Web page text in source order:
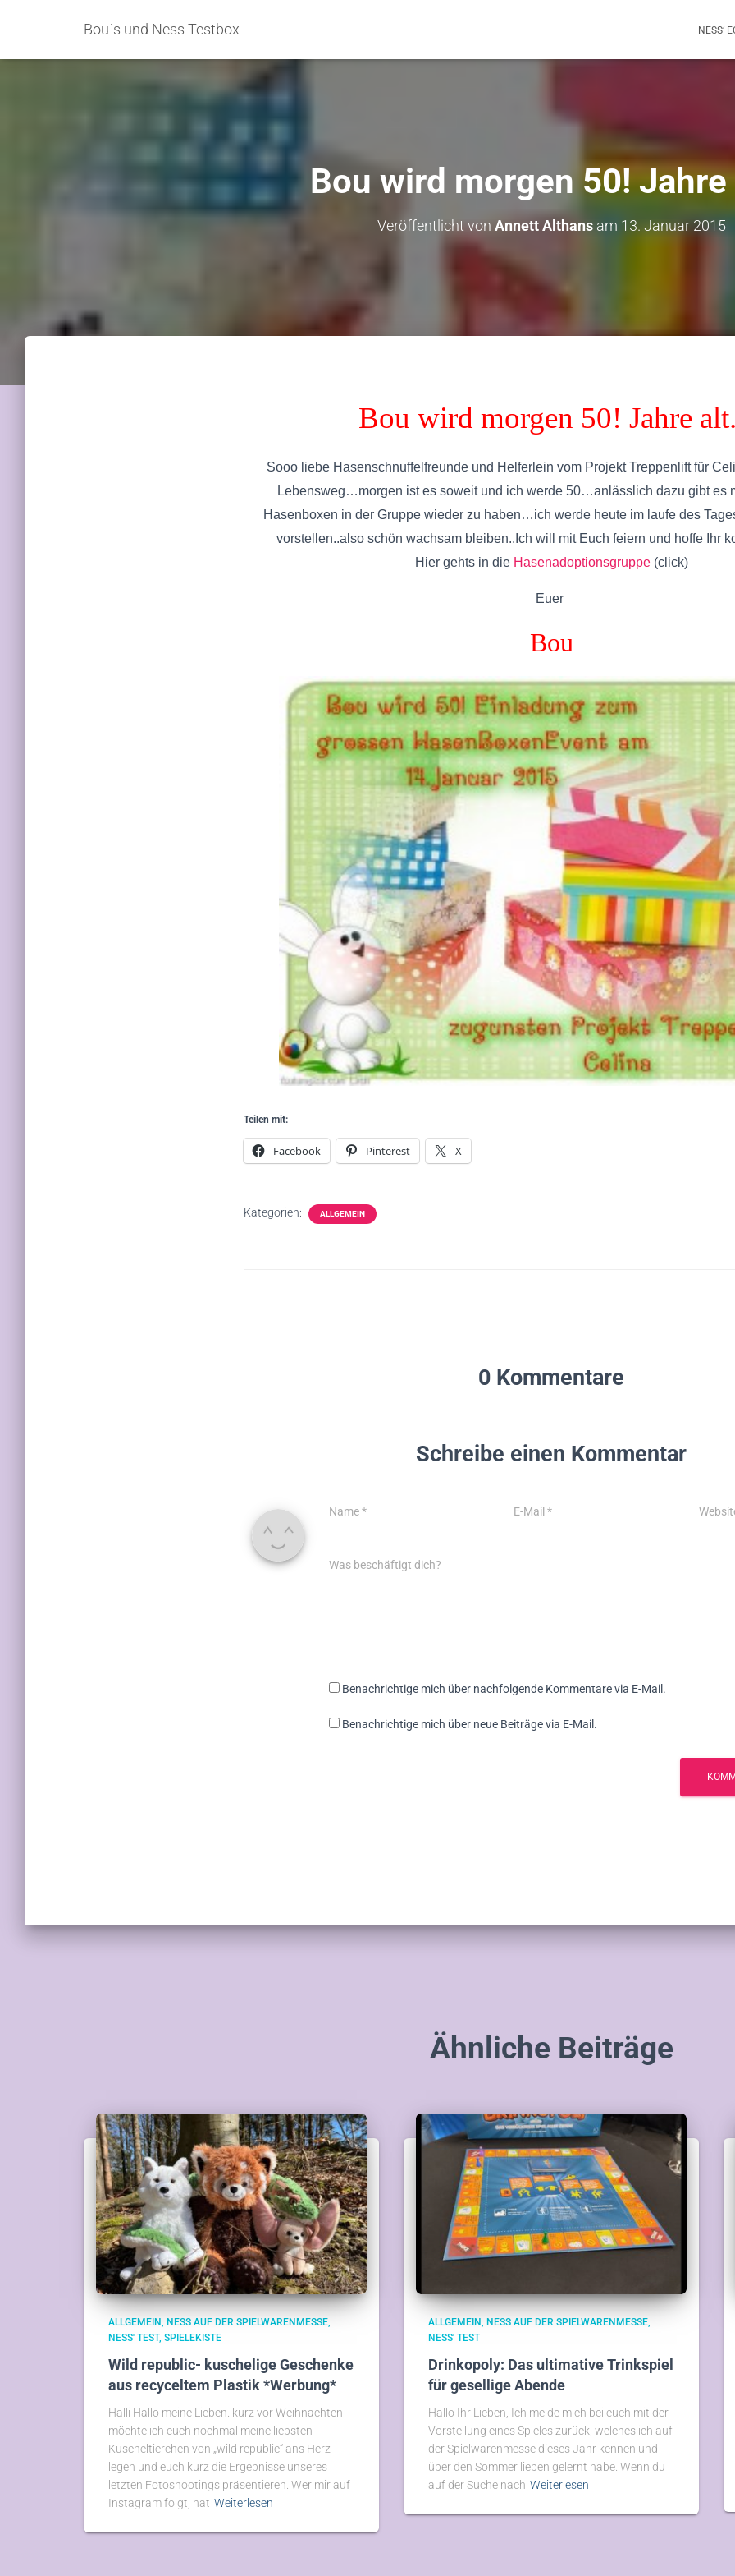
Bou´s und Ness Testbox NESS‘
Bou wird morgen 50!
Veröffentlicht von Annett Althansam 13. Januar 2015
Bou wird morgen 50! Jahre
Sooo liebe Hasenschnuffelfreunde und Helferlein vom Projekt Treppenlift für
Lebensweg…morgen ist es soweit und ich werde 50…anlässlich dazu gibt es
Hasenboxen in der Gruppe wieder zu haben…ich werde heute im laufe des
vorstellen..also schön wachsam bleiben..Ich will mit Euch feiern und hoffe Ihr
Hier gehts in die Hasenadoptionsgruppe(click)
Euer
Bou
Teilen mit:
Facebook Pinterest X
Kategorien: ALLGEMEIN
0 Kommentare
Schreibe einen Kommentar
Name* E-Mail*
Was beschäftigt dich?
Benachrichtige mich über nachfolgende Kommentare via E-Mail.
Benachrichtige mich über neue Beiträge via E-Mail.
Ähnliche Beiträge
ALLGEMEIN NESS AUF DER SPIELWARENMESSE
NESS' TEST SPIELEKISTE
Wild republic- kuschelige Geschenke
aus recyceltem Plastik *Werbung*
Halli Hallo meine Lieben. kurz vor Weihnachten
möchte ich euch nochmal meine liebsten
Kuscheltierchen von „wild republic“ ans Herz
legen und euch kurz die Ergebnisse unseres
letzten Fotoshootings präsentieren. Wer mir auf
Instagram folgt, hat Weiterlesen
ALLGEMEIN NESS AUF DER SPIELWARENMESSE
NESS' TEST
Drinkopoly: Das ultimative Trinkspiel
für gesellige Abende
Hallo Ihr Lieben, Ich melde mich bei euch mit der
Vorstellung eines Spieles zurück, welches ich auf
der Spielwarenmesse dieses Jahr kennen und
über den Sommer lieben gelernt habe. Wenn du
auf der Suche nach Weiterlesen